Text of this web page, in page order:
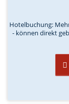
Hotelbuchung:
- können direkt